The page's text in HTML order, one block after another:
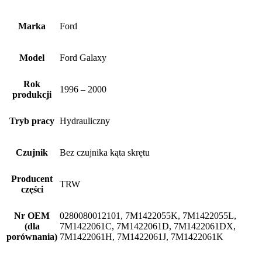
Marka Ford
Model Ford Galaxy
Rok
produkcji
1996 – 2000
Tryb pracy Hydrauliczny
Czujnik Bez czujnika kąta skrętu
Producent
części
TRW
Nr OEM
(dla
porównania)
0280080012101, 7M1422055K, 7M1422055L,
7M1422061C, 7M1422061D, 7M1422061DX,
7M1422061H, 7M1422061J, 7M1422061K